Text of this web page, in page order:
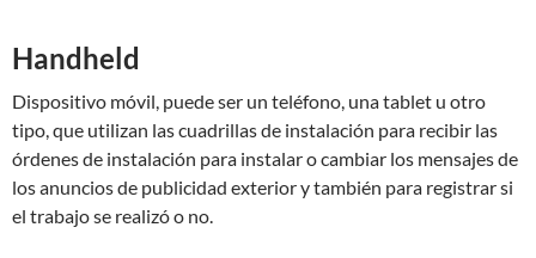
Handheld
Dispositivo móvil, puede ser un teléfono, una tablet u otro
tipo, que utilizan las cuadrillas de instalación para recibir las
órdenes de instalación para instalar o cambiar los mensajes de
los anuncios de publicidad exterior y también para registrar si
el trabajo se realizó o no.